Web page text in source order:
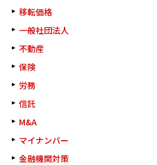
移転価格
一般社団法人
不動産
保険
労務
信託
M&A
マイナンバー
金融機関対策